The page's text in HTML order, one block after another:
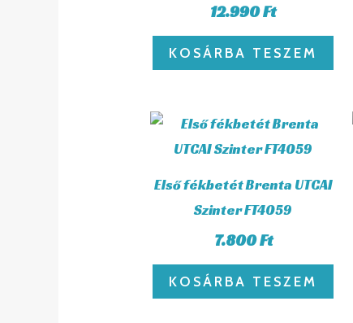
12.990Ft
KOSÁRBA TESZEM
Első fékbetét Brenta UTCAI
Szinter FT4059
7.800Ft
KOSÁRBA TESZEM